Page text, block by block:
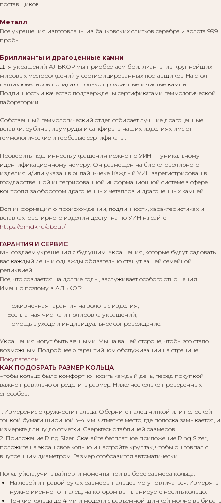
поставщиков.
Металл
Все украшения изготовлены из банковских слитков серебра и золота 999
пробы.
Бриллианты и драгоценные камни
Для украшений АЛЬКОР мы приобретаем бриллианты из крупнейших
мировых месторождений у сертифицированных поставщиков. На стол
наших ювелиров попадают только прозрачные и чистые камни.
Подлинность и качество подтверждены сертификатами геммологической
лаборатории.
Собственный геммологический отдел отбирает лучшие драгоценные
вставки: рубины, изумруды и сапфиры в наших изделиях имеют
геммологические и гербовые сертификаты.
Проверить подлинность украшения можно по УИН — уникальному
идентификационному номеру. Он размещен на бирке ювелирного
изделия и/или указан в онлайн-чеке. Каждый УИН зарегистрирован в
государственной интегрированной информационной системе в сфере
контроля за оборотом драгоценных металлов и драгоценных камней.
Вся информация о происхождении, подлинности, характеристиках и
вставках ювелирного изделия доступна по УИН на сайте
https://dmdk.ru/about/
ГАРАНТИЯ И СЕРВИС
Мы создаем украшения с будущим. Украшения, которые будут радовать
вас каждый день и однажды обязательно станут вашей семейной
реликвией.
Все, что создается на долгие годы, заслуживает особого отношения.
Именно поэтому в АЛЬКОР:
— Пожизненная гарантия на золотые изделия;
— Бесплатная чистка и полировка украшений;
— Помощь в уходе и индивидуальное сопровождение.
Украшения могут быть вечными. Мы на вашей стороне, чтобы это стало
возможным. Подробнее о гарантийном обслуживании на странице
Покупателям.
КАК ПОДОБРАТЬ РАЗМЕР КОЛЬЦА
Чтобы кольцо было комфортно носить каждый день, перед покупкой
важно правильно определить размер. Ниже несколько проверенных
способов:
1. Измерение окружности пальца. Оберните палец ниткой или полоской
тонкой бумаги шириной 3–4 мм. Отметьте место, где полоска замыкается, и
измерьте длину до отметки. Сверьтесь с таблицей размеров.
2. Приложение Ring Sizer. Скачайте бесплатное приложение Ring Sizer,
положите на экран свое кольцо и настройте круг так, чтобы он совпал с
внутренним диаметром. Размер отобразится автоматически.
Пожалуйста, учитывайте эти моменты при выборе размера кольца:
На левой и правой руках размеры пальцев могут отличаться. Измерять
нужно именно тот палец, на котором вы планируете носить кольцо.
Тонкие кольца до 4 мм и модели с разъемной шинкой можно выбирать